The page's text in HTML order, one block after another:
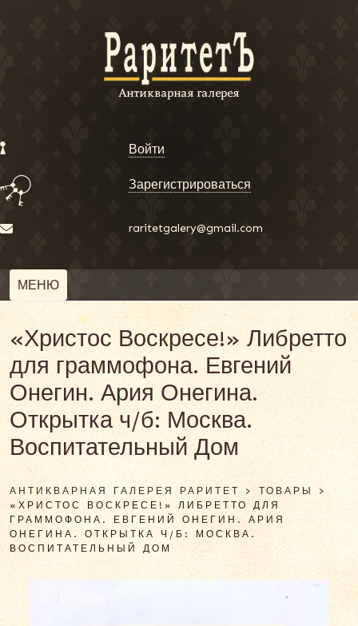
Войти
Зарегистрироваться
raritetgalery@gmail.com
МЕНЮ
«Христос Воскресе!» Либретто
для граммофона. Евгений
Онегин. Ария Онегина.
Открытка ч/б: Москва.
Воспитательный Дом
АНТИКВАРНАЯ ГАЛЕРЕЯ РАРИТЕТ >ТОВАРЫ >
«ХРИСТОС ВОСКРЕСЕ!» ЛИБРЕТТО ДЛЯ
ГРАММОФОНА. ЕВГЕНИЙ ОНЕГИН. АРИЯ
ОНЕГИНА. ОТКРЫТКА Ч/Б: МОСКВА.
ВОСПИТАТЕЛЬНЫЙ ДОМ